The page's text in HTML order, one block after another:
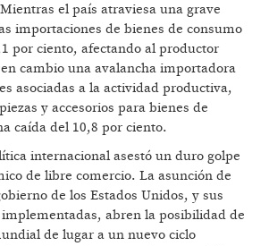
el país atraviesa una grave
importaciones de bienes de consumo
por ciento, afectando al productor
cambio una avalancha importadora
asociadas a la actividad productiva,
y accesorios para bienes de
caída del 10,8 por ciento.
internacional asestó un duro golpe
de libre comercio. La asunción de
de los Estados Unidos, y sus
abren la posibilidad de
de lugar a un nuevo ciclo